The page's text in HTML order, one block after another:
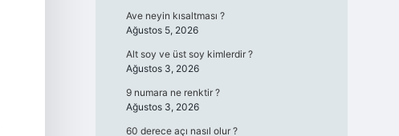
Ave neyin kısaltması ?
Ağustos 5, 2026
Alt soy ve üst soy kimlerdir ?
Ağustos 3, 2026
9 numara ne renktir ?
Ağustos 3, 2026
60 derece açı nasıl olur ?